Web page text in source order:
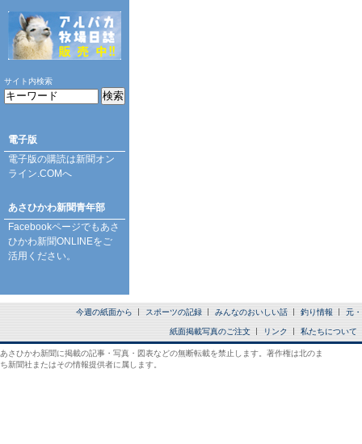
サイト内検索
電子版
電子版の購読は新聞オン
ライン.COMへ
あさひかわ新聞青年部
Facebookページでもあさ
ひかわ新聞ONLINEをご
活用ください。
今週の紙面から スポーツの記録 みんなのおいしい話 釣り情報 元
紙面掲載写真のご注文 リンク 私たちについて
あさひかわ新聞に掲載の記事・写真・図表などの無断転載を禁止します。著作権は北のま
ち新聞社またはその情報提供者に属します。